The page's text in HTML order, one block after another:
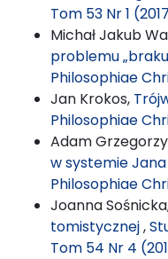
Tom 53 Nr 1
Michał Jakub
problemu
Philosophiae
Jan Krokos,
Philosophiae
Adam
w systemie
Philosophiae
Joanna
tomistycznej,
Tom 54 Nr 4